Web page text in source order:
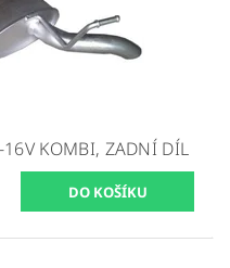
16V KOMBI, ZADNÍ DÍL